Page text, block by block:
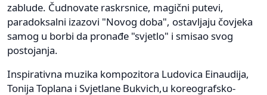
zablude. Čudnovate raskrsnice, magični putevi,
paradoksalni izazovi "Novog doba", ostavljaju čovjeka
samog u borbi da pronađe "svjetlo" i smisao svog
postojanja.
Inspirativna muzika kompozitora Ludovica Einaudija,
Tonija Toplana i Svjetlane Bukvich,u koreografsko-